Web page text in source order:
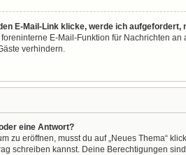
E-Mail-Link klicke, werde ich aufgefordert,
E-Mail-Funktion für Nachrichten
verhindern.
eine Antwort?
zu eröffnen, musst du auf „Neues Thema“
schreiben kannst. Deine Berechtigungen